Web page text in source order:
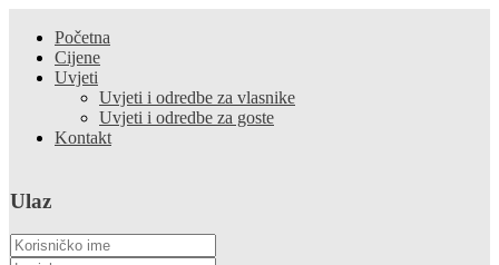
Početna
Cijene
Uvjeti
Uvjeti i odredbe za vlasnike
Uvjeti i odredbe za goste
Kontakt
Ulaz